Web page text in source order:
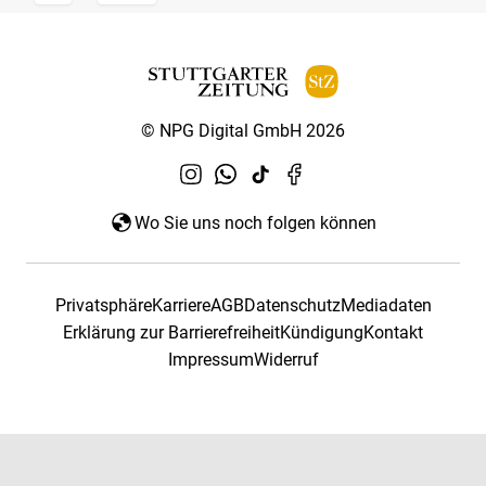
© NPG Digital GmbH 2026
Wo Sie uns noch folgen können
PrivatsphäreKarriereAGBDatenschutzMediadaten
Erklärung zur BarrierefreiheitKündigungKontakt
ImpressumWiderruf